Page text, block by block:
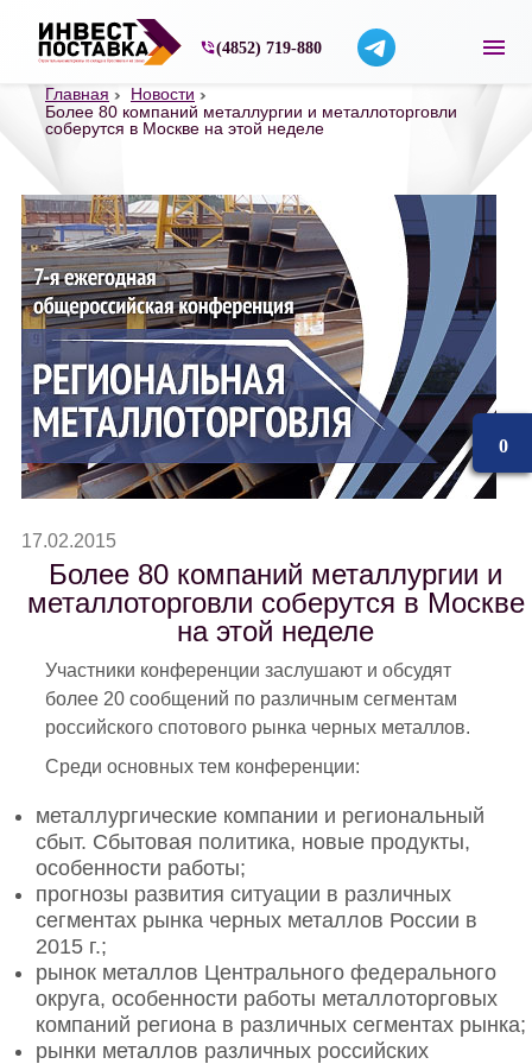
Строительные материалы со склада в
(4852) 719-880
Главная
Новости
Более 80 компаний металлургии и металлоторговли
соберутся в Москве на этой неделе
17.02.2015
Более 80 компаний металлургии и
металлоторговли соберутся в Москве
на этой неделе
Участники конференции заслушают и обсудят
более 20 сообщений по различным сегментам
российского спотового рынка черных металлов.
Среди основных тем конференции:
металлургические компании и региональный
сбыт. Сбытовая политика, новые продукты,
особенности работы;
прогнозы развития ситуации в различных
сегментах рынка черных металлов России в
2015 г.;
рынок металлов Центрального федерального
округа, особенности работы металлоторговых
компаний региона в различных сегментах рынка;
рынки металлов различных российских
0